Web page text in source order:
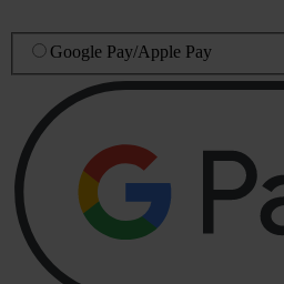
Google Pay/Apple Pay